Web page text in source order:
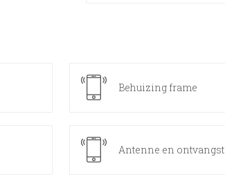
Behuizing frame
Antenne en ontvangst